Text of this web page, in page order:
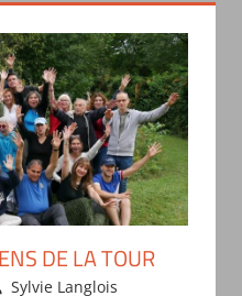
DE LA TOUR
Sylvie Langlois